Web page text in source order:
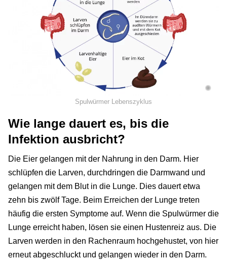
©
Spulwürmer Lebenszyklus
Wie lange dauert es, bis die
Infektion ausbricht?
Die Eier gelangen mit der Nahrung in den Darm. Hier
schlüpfen die Larven, durchdringen die Darmwand und
gelangen mit dem Blut in die Lunge. Dies dauert etwa
zehn bis zwölf Tage. Beim Erreichen der Lunge treten
häufig die ersten Symptome auf. Wenn die Spulwürmer die
Lunge erreicht haben, lösen sie einen Hustenreiz aus. Die
Larven werden in den Rachenraum hochgehustet, von hier
erneut abgeschluckt und gelangen wieder in den Darm.